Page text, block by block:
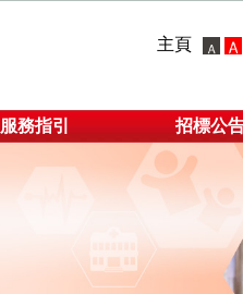
主頁
服務指引 招標公